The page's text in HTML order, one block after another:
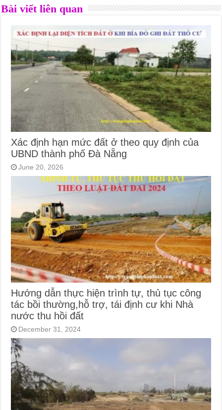
Bài viết liên quan
Xác định hạn mức đất ở theo quy định của
UBND thành phố Đà Nẵng
June 20, 2026
Hướng dẫn thực hiện trình tự, thủ tục công
tác bồi thường,hỗ trợ, tái định cư khi Nhà
nước thu hồi đất
December 31, 2024